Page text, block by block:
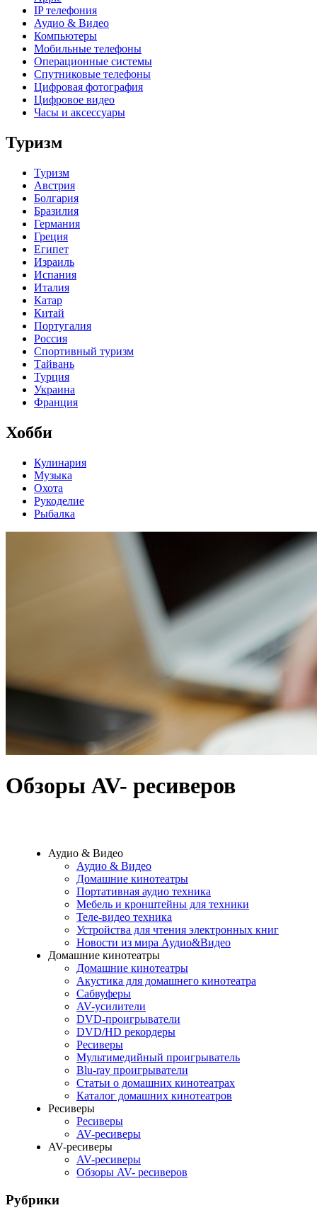
IP телефония
Аудио & Видео
Компьютеры
Мобильные телефоны
Операционные системы
Спутниковые телефоны
Цифровая фотография
Цифровое видео
Часы и аксессуары
Туризм
Туризм
Австрия
Болгария
Бразилия
Германия
Греция
Египет
Израиль
Испания
Италия
Катар
Китай
Португалия
Россия
Спортивный туризм
Тайвань
Турция
Украина
Франция
Хобби
Кулинария
Музыка
Охота
Рукоделие
Рыбалка
Обзоры AV- ресиверов
Аудио & Видео
Аудио & Видео
Домашние кинотеатры
Портативная аудио техника
Мебель и кронштейны для техники
Теле-видео техника
Устройства для чтения электронных книг
Новости из мира Аудио&Видео
Домашние кинотеатры
Домашние кинотеатры
Акустика для домашнего кинотеатра
Сабвуферы
AV-усилители
DVD-проигрыватели
DVD/HD рекордеры
Ресиверы
Мультимедийный проигрыватель
Blu-ray проигрыватели
Статьи о домашних кинотеатрах
Каталог домашних кинотеатров
Ресиверы
Ресиверы
AV-ресиверы
AV-ресиверы
AV-ресиверы
Обзоры AV- ресиверов
Рубрики